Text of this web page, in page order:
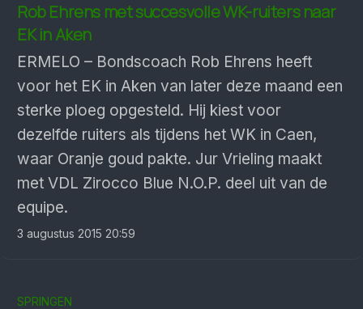
Rob Ehrens met succesvolle WK-ruiters naar
EK in Aken
ERMELO – Bondscoach Rob Ehrens heeft
voor het EK in Aken van later deze maand een
sterke ploeg opgesteld. Hij kiest voor
dezelfde ruiters als tijdens het WK in Caen,
waar Oranje goud pakte. Jur Vrieling maakt
met VDL Zirocco Blue N.O.P. deel uit van de
equipe.
3 augustus 2015 20:59
SPRINGEN